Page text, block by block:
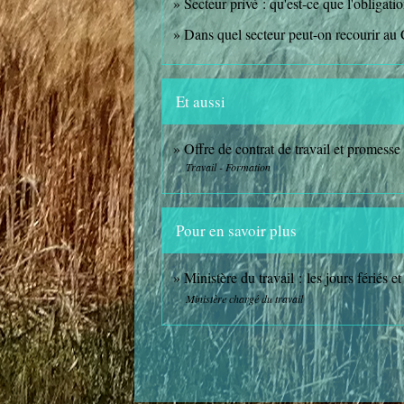
Dans quel secteur peut-on recourir
Et aussi
Offre de contrat de travail et
Travail - Formation
Pour en savoir plus
Ministère du travail : les jours fériés
Ministère chargé du travail